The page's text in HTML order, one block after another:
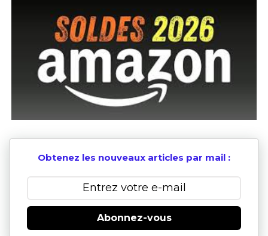
Obtenez les nouveaux articles par mail :
Abonnez-vous